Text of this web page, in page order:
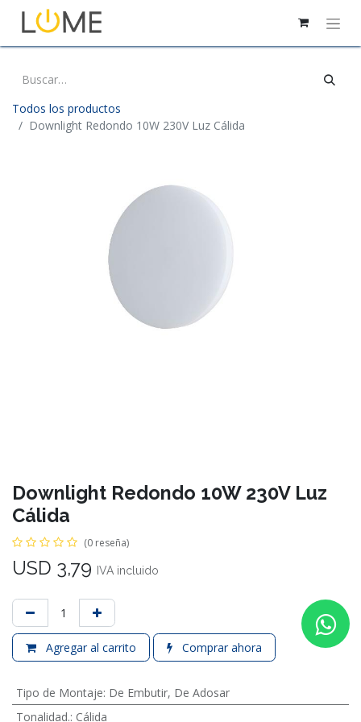
Todos los productos
Downlight Redondo 10W 230V Luz Cálida
Downlight Redondo 10W 230V Luz
Cálida
(0 reseña)
USD 3,79 IVA incluido
Agregar al carrito Comprar ahora
Tipo de Montaje: De Embutir, De Adosar
Tonalidad.: Cálida